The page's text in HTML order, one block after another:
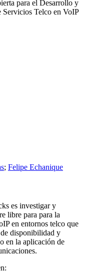
; Felipe Echanique
es investigar y
libre para para la
en entornos telco que
disponibilidad y
en la aplicación de